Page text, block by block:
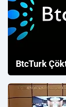
BtcTurk